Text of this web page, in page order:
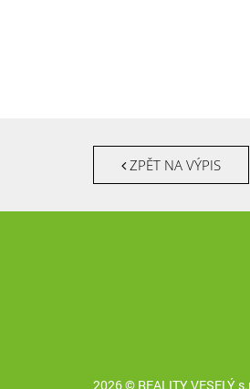
ZPĚT NA VÝPIS
2026 © REALITY VESELÝ